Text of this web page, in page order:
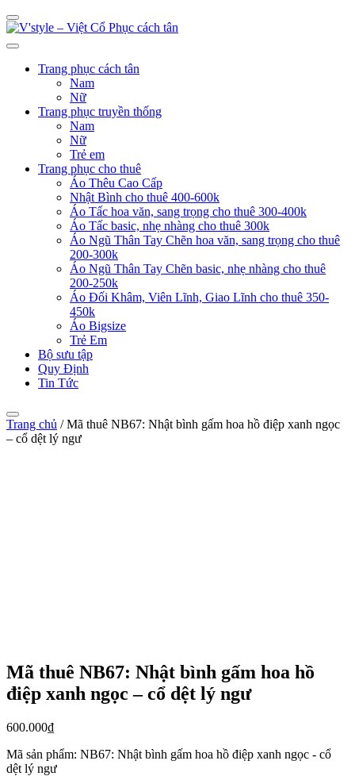
Trang phục cách tân
Nam
Nữ
Trang phục truyền thống
Nam
Nữ
Trẻ em
Trang phục cho thuê
Áo Thêu Cao Cấp
Nhật Bình cho thuê 400-600k
Áo Tấc hoa văn, sang trọng cho thuê 300-400k
Áo Tấc basic, nhẹ nhàng cho thuê 300k
Áo Ngũ Thân Tay Chẽn hoa văn, sang trọng cho thuê
200-300k
Áo Ngũ Thân Tay Chẽn basic, nhẹ nhàng cho thuê
200-250k
Áo Đối Khâm, Viên Lĩnh, Giao Lĩnh cho thuê 350-
450k
Áo Bigsize
Trẻ Em
Bộ sưu tập
Quy Định
Tin Tức
Trang chủ /Mã thuê NB67: Nhật bình gấm hoa hồ điệp xanh ngọc
– cổ dệt lý ngư
Mã thuê NB67: Nhật bình gấm hoa hồ
điệp xanh ngọc – cổ dệt lý ngư
600.000₫
Mã sản phẩm: NB67: Nhật bình gấm hoa hồ điệp xanh ngọc - cổ
dệt lý ngư